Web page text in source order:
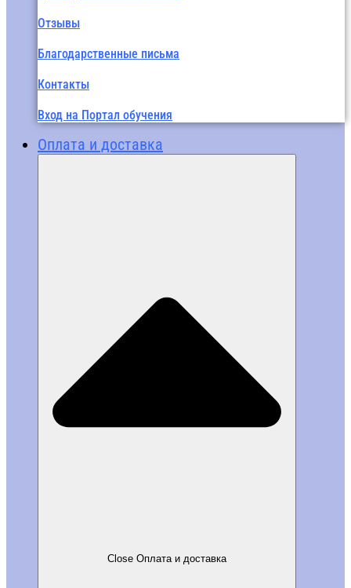
Отзывы
Благодарственные письма
Контакты
Вход на Портал обучения
Оплата и доставка
Close Оплата и доставка